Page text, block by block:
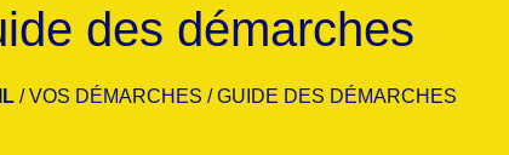
des démarches
/VOS DÉMARCHES /GUIDE DES DÉMARCHES